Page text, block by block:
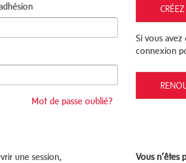
Mot de passe oublié?
Si vous avez
connexion
une session,
Vous n’êtes